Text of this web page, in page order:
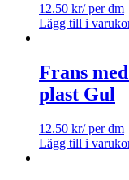
12.50 kr/ per dm
Lägg till i
Frans
plast Gul
12.50 kr/ per dm
Lägg till i